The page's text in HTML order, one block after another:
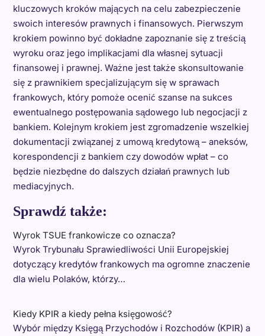
kluczowych kroków mających na celu zabezpieczenie
swoich interesów prawnych i finansowych. Pierwszym
krokiem powinno być dokładne zapoznanie się z treścią
wyroku oraz jego implikacjami dla własnej sytuacji
finansowej i prawnej. Ważne jest także skonsultowanie
się z prawnikiem specjalizującym się w sprawach
frankowych, który pomoże ocenić szanse na sukces
ewentualnego postępowania sądowego lub negocjacji z
bankiem. Kolejnym krokiem jest zgromadzenie wszelkiej
dokumentacji związanej z umową kredytową – aneksów,
korespondencji z bankiem czy dowodów wpłat – co
będzie niezbędne do dalszych działań prawnych lub
mediacyjnych.
Sprawdź także:
Wyrok TSUE frankowicze co oznacza?
Wyrok Trybunału Sprawiedliwości Unii Europejskiej
dotyczący kredytów frankowych ma ogromne znaczenie
dla wielu Polaków, którzy…
Kiedy KPIR a kiedy pełna księgowość?
Wybór między Księgą Przychodów i Rozchodów (KPIR) a